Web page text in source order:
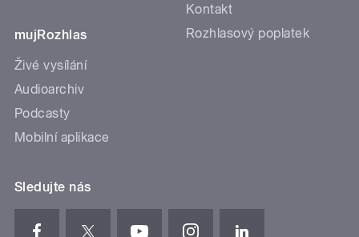
mujRozhlas
Živé vysílání
Audioarchiv
Podcasty
Mobilní aplikace
Kontakt
Rozhlasový poplatek
Sledujte nás